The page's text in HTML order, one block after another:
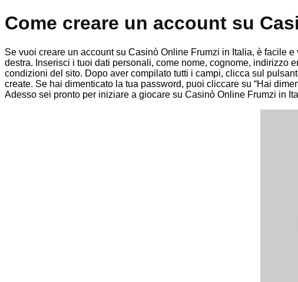
Come creare un account su
Se vuoi creare un account su Casinò Online Frumzi in Italia, è facile
destra. Inserisci i tuoi dati personali, come nome, cognome, indirizzo
condizioni del sito. Dopo aver compilato tutti i campi, clicca sul
create. Se hai dimenticato la tua password, puoi cliccare su “Hai
Adesso sei pronto per iniziare a giocare su Casinò Online Frumzi in